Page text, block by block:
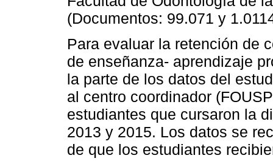
(Documentos: 99.071 y
Para evaluar la retención de
de enseñanza- aprendizaje
la parte de los datos del
al centro coordinador
estudiantes que cursaron la
2013 y 2015. Los datos se
de que los estudiantes